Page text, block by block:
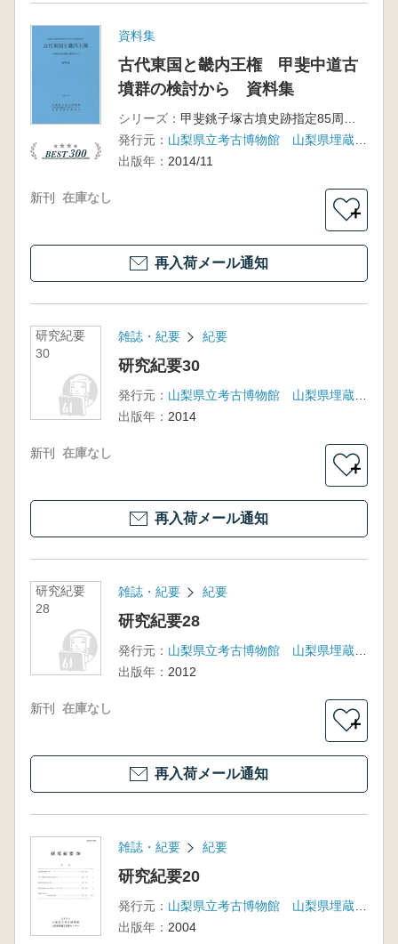
資料集
古代東国と畿内王権 甲斐中道古
墳群の検討から 資料集
シリーズ：
発行元：
山梨県立考古博物館 山梨県埋蔵文化財センター 甲府市教育委員会
出版年： 2014/11
新刊 在庫なし
＋
再入荷メール通知
研究紀要
30
雑誌・紀要 紀要
研究紀要30
発行元：
山梨県立考古博物館 山梨県埋蔵文化財センター
出版年： 2014
新刊 在庫なし
＋
再入荷メール通知
研究紀要
28
雑誌・紀要 紀要
研究紀要28
発行元：
山梨県立考古博物館 山梨県埋蔵文化財センター
出版年： 2012
新刊 在庫なし
＋
再入荷メール通知
雑誌・紀要 紀要
研究紀要20
発行元：
山梨県立考古博物館 山梨県埋蔵文化財センター
出版年： 2004